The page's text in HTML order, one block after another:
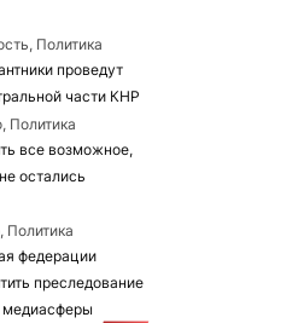
Политика
проведут
части КНР
Политика
все возможное,
остались
Политика
федерации
преследование
медиасферы